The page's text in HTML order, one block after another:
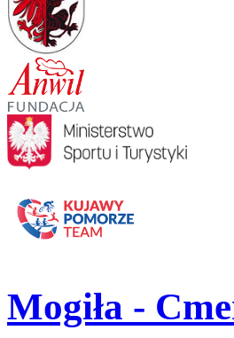
Mogiła -